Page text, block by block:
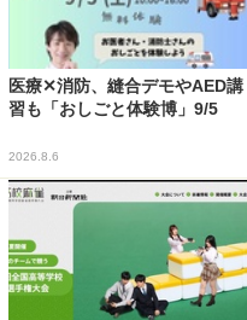
医療✕消防、縫合デモやAED講
習も「おしごと体験博」9/5
2026.8.6